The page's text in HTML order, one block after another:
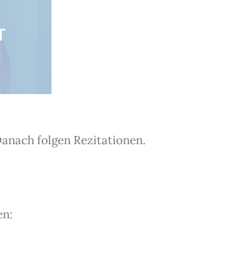
folgen Rezitationen.